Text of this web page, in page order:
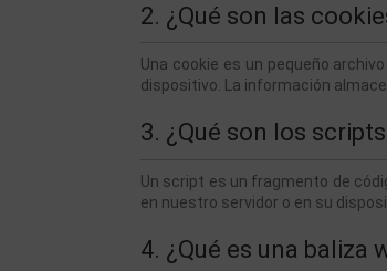
2. ¿Qué son las
Una cookie es un pequeño
dispositivo. La información
3. ¿Qué son los
Un script es un fragmento de
en nuestro servidor o en su
4. ¿Qué es una baliza